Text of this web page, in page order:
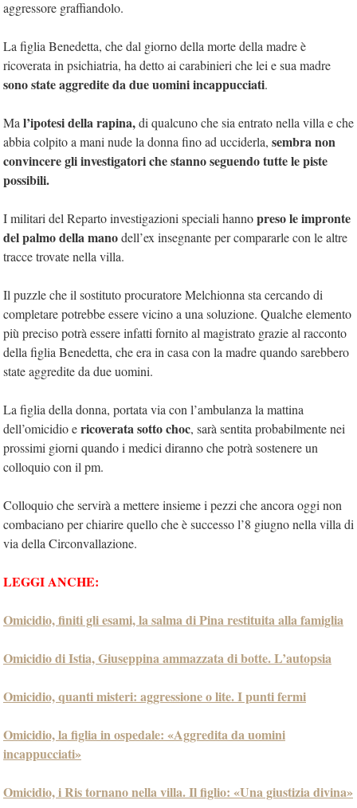
aggressore graffiandolo.
La figlia Benedetta, che dal giorno della morte della madre è
ricoverata in psichiatria, ha detto ai carabinieri che lei e sua madre
sono state aggredite da due uomini incappucciati.
Mal’ipotesi della rapina,di qualcuno che sia entrato nella villa e che
abbia colpito a mani nude la donna fino ad ucciderla, sembra non
convincere gli investigatori che stanno seguendo tutte le piste
possibili.
I militari del Reparto investigazioni speciali hannopreso le impronte
del palmo della manodell’ex insegnante per compararle con le altre
tracce trovate nella villa.
Il puzzle che il sostituto procuratore Melchionna sta cercando di
completare potrebbe essere vicino a una soluzione. Qualche elemento
più preciso potrà essere infatti fornito al magistrato grazie al racconto
della figlia Benedetta, che era in casa con la madre quando sarebbero
state aggredite da due uomini.
La figlia della donna, portata via con l’ambulanza la mattina
dell’omicidio ericoverata sotto choc, sarà sentita probabilmente nei
prossimi giorni quando i medici diranno che potrà sostenere un
colloquio con il pm.
Colloquio che servirà a mettere insieme i pezzi che ancora oggi non
combaciano per chiarire quello che è successo l’8 giugno nella villa di
via della Circonvallazione.
LEGGI ANCHE:
Omicidio, finiti gli esami, la salma di Pina restituita alla famiglia
Omicidio di Istia, Giuseppina ammazzata di botte. L’autopsia
Omicidio, quanti misteri: aggressione o lite. I punti fermi
Omicidio, la figlia in ospedale: «Aggredita da uomini
incappucciati»
Omicidio, i Ris tornano nella villa. Il figlio: «Una giustizia divina»